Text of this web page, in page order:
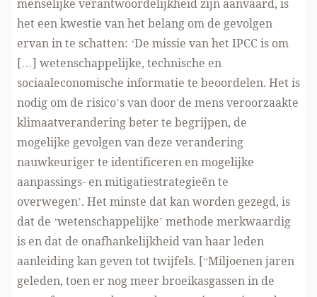
menselijke verantwoordelijkheid zijn aanvaard, is
het een kwestie van het belang om de gevolgen
ervan in te schatten: ‘De missie van het IPCC is om
[…] wetenschappelijke, technische en
sociaaleconomische informatie te beoordelen. Het is
nodig om de risico’s van door de mens veroorzaakte
klimaatverandering beter te begrijpen, de
mogelijke gevolgen van deze verandering
nauwkeuriger te identificeren en mogelijke
aanpassings- en mitigatiestrategieën te
overwegen’. Het minste dat kan worden gezegd, is
dat de ‘wetenschappelijke’ methode merkwaardig
is en dat de onafhankelijkheid van haar leden
aanleiding kan geven tot twijfels. [“Miljoenen jaren
geleden, toen er nog meer broeikasgassen in de